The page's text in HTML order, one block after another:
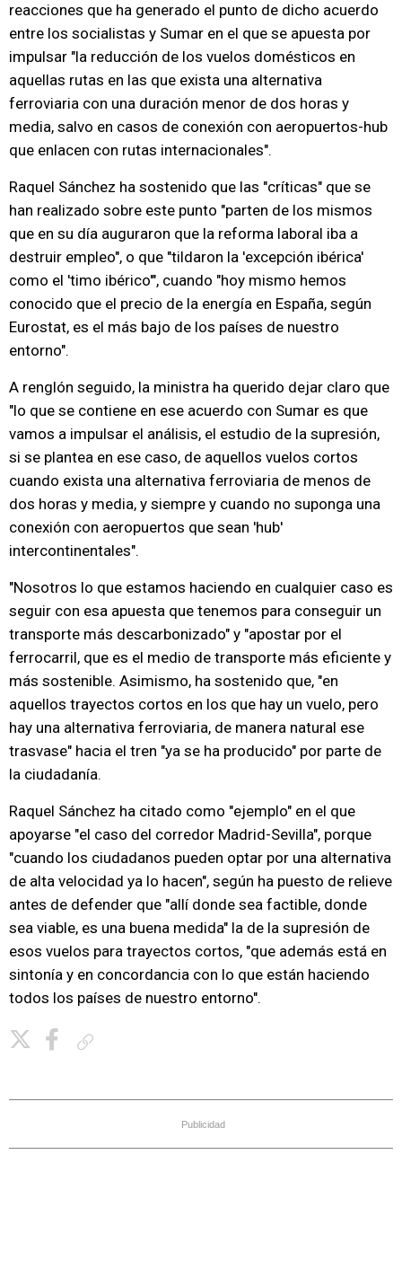
reacciones que ha generado el punto de dicho acuerdo
entre los socialistas y Sumar en el que se apuesta por
impulsar "la reducción de los vuelos domésticos en
aquellas rutas en las que exista una alternativa
ferroviaria con una duración menor de dos horas y
media, salvo en casos de conexión con aeropuertos-hub
que enlacen con rutas internacionales".
Raquel Sánchez ha sostenido que las "críticas" que se
han realizado sobre este punto "parten de los mismos
que en su día auguraron que la reforma laboral iba a
destruir empleo", o que "tildaron la 'excepción ibérica'
como el 'timo ibérico'", cuando "hoy mismo hemos
conocido que el precio de la energía en España, según
Eurostat, es el más bajo de los países de nuestro
entorno".
A renglón seguido, la ministra ha querido dejar claro que
"lo que se contiene en ese acuerdo con Sumar es que
vamos a impulsar el análisis, el estudio de la supresión,
si se plantea en ese caso, de aquellos vuelos cortos
cuando exista una alternativa ferroviaria de menos de
dos horas y media, y siempre y cuando no suponga una
conexión con aeropuertos que sean 'hub'
intercontinentales".
"Nosotros lo que estamos haciendo en cualquier caso es
seguir con esa apuesta que tenemos para conseguir un
transporte más descarbonizado" y "apostar por el
ferrocarril, que es el medio de transporte más eficiente y
más sostenible. Asimismo, ha sostenido que, "en
aquellos trayectos cortos en los que hay un vuelo, pero
hay una alternativa ferroviaria, de manera natural ese
trasvase" hacia el tren "ya se ha producido" por parte de
la ciudadanía.
Raquel Sánchez ha citado como "ejemplo" en el que
apoyarse "el caso del corredor Madrid-Sevilla", porque
"cuando los ciudadanos pueden optar por una alternativa
de alta velocidad ya lo hacen", según ha puesto de relieve
antes de defender que "allí donde sea factible, donde
sea viable, es una buena medida" la de la supresión de
esos vuelos para trayectos cortos, "que además está en
sintonía y en concordancia con lo que están haciendo
todos los países de nuestro entorno".
Publicidad